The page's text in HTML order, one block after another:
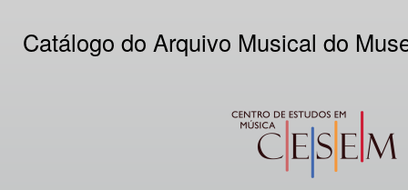
Catálogo do Arquivo Musical do
CESEM